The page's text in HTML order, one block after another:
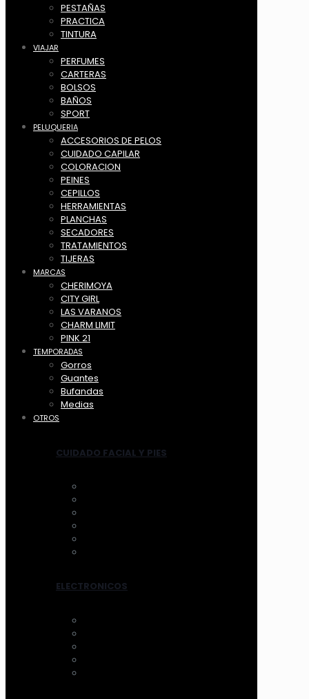
PESTAÑAS
PRACTICA
TINTURA
VIAJAR
PERFUMES
CARTERAS
BOLSOS
BAÑOS
SPORT
PELUQUERIA
ACCESORIOS DE PELOS
CUIDADO CAPILAR
COLORACION
PEINES
CEPILLOS
HERRAMIENTAS
PLANCHAS
SECADORES
TRATAMIENTOS
TIJERAS
MARCAS
CHERIMOYA
CITY GIRL
LAS VARANOS
CHARM LIMIT
PINK 21
TEMPORADAS
Gorros
Guantes
Bufandas
Medias
OTROS
CUIDADO FACIAL Y PIES
ELECTRONICOS